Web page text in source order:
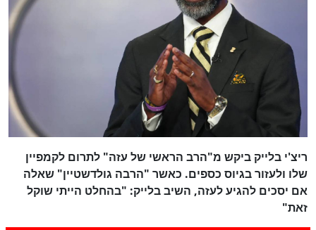
ריצ'י בלייק ביקש מ"הרב הראשי של עזה" לתרום לקמפיין
שלו ולעזור בגיוס כספים. כאשר "הרבה גולדשטיין" שאלה
אם יסכים להגיע לעזה, השיב בלייק: "בהחלט הייתי שוקל
זאת"